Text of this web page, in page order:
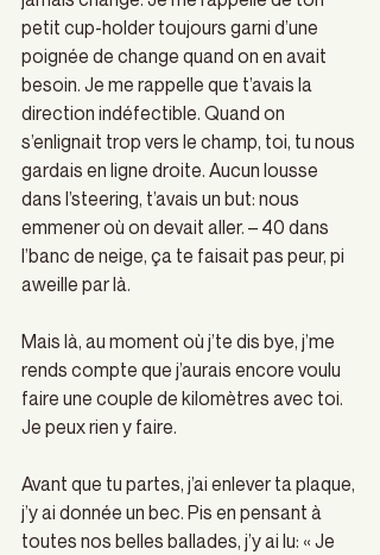
petit cup-holder toujours garni d’une
poignée de change quand on en avait
besoin. Je me rappelle que t’avais la
direction indéfectible. Quand on
s’enlignait trop vers le champ, toi, tu nous
gardais en ligne droite. Aucun lousse
dans l’steering, t’avais un but: nous
emmener où on devait aller. – 40 dans
l’banc de neige, ça te faisait pas peur, pi
aweille par là.
Mais là, au moment où j’te dis bye, j’me
rends compte que j’aurais encore voulu
faire une couple de kilomètres avec toi.
Je peux rien y faire.
Avant que tu partes, j’ai enlever ta plaque,
j’y ai donnée un bec. Pis en pensant à
toutes nos belles ballades, j’y ai lu: « Je